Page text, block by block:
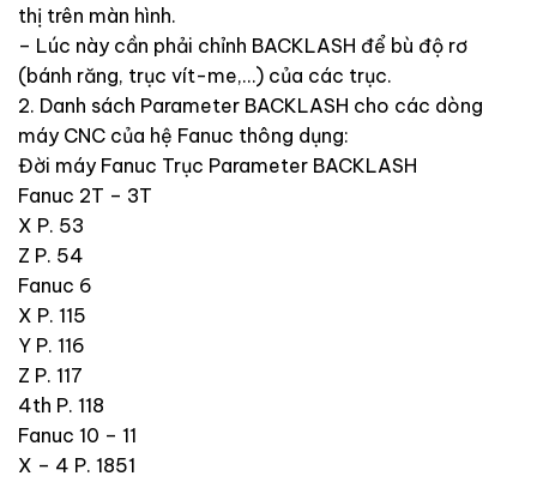
thị trên màn hình.
– Lúc này cần phải chỉnh BACKLASH để bù độ rơ
(bánh răng, trục vít-me,…) của các trục.
2. Danh sách Parameter BACKLASH cho các dòng
máy CNC của hệ Fanuc thông dụng:
Đời máy Fanuc Trục Parameter BACKLASH
Fanuc 2T – 3T
X P. 53
Z P. 54
Fanuc 6
X P. 115
Y P. 116
Z P. 117
4th P. 118
Fanuc 10 – 11
X – 4 P. 1851